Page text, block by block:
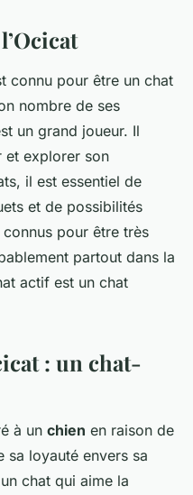
connu pour être un chat
nombre de ses
un grand joueur. Il
et explorer son
il est essentiel de
et de possibilités
pour être très
partout dans la
actif est un chat
: un chat-
à un chien en raison de
sa loyauté envers sa
chat qui aime la